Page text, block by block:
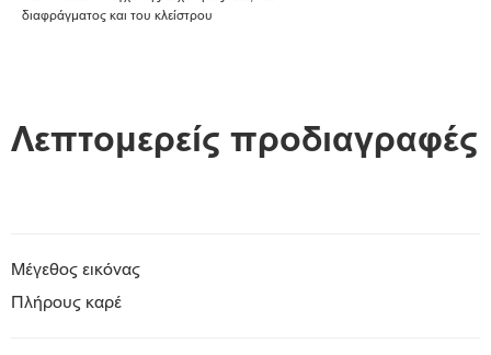
διαφράγματος και του κλείστρου
Λεπτομερείς προδιαγραφές
Μέγεθος εικόνας
Πλήρους καρέ